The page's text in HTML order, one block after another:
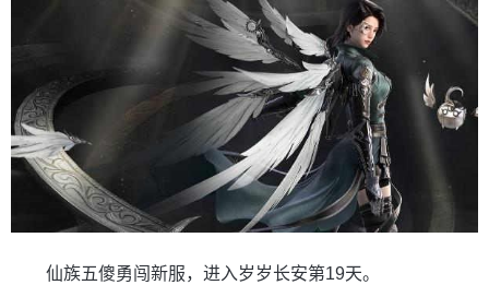
仙族五傻勇闯新服，进入岁岁长安第19天。